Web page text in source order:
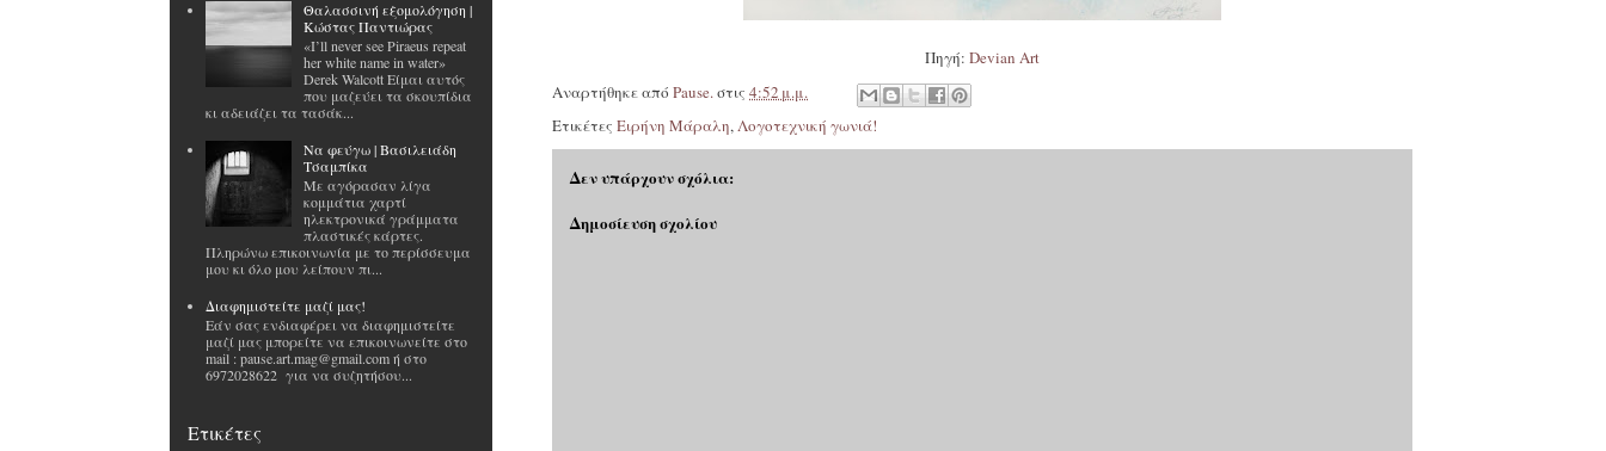
Πηγή: Devian Art
Αναρτήθηκε από Pause.στις 4:52 μ.μ.
Ετικέτες Ειρήνη Μάραλη,Λογοτεχνική γωνιά!
Δεν υπάρχουν σχόλια:
Δημοσίευση σχολίου
Θαλασσινή εξομολόγηση |
Κώστας Παντιώρας
«I’ll never see Piraeus repeat
her white name in water»
Derek Walcott Είμαι αυτός
που μαζεύει τα σκουπίδια
κι αδειάζει τα τασάκ...
Να φεύγω | Βασιλειάδη
Τσαμπίκα
Με αγόρασαν λίγα
κομμάτια χαρτί
ηλεκτρονικά γράμματα
πλαστικές κάρτες.
Πληρώνω επικοινωνία με το περίσσευμα
μου κι όλο μου λείπουν πι...
Διαφημιστείτε μαζί μας!
Εάν σας ενδιαφέρει να διαφημιστείτε
μαζί μας μπορείτε να επικοινωνείτε στο
mail : pause.art.mag@gmail.com ή στο
6972028622 για να συζητήσου...
Ετικέτες